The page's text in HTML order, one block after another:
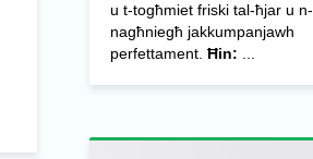
u t-togħmiet friski tal-ħjar u n-
nagħniegħ jakkumpanjawh
perfettament. Ħin: ...